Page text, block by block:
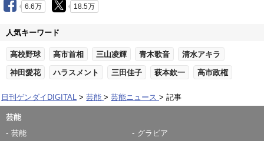
6.6万 18.5万
人気キーワード
高校野球 高市首相 三山凌輝 青木歌音 清水アキラ
神田愛花 ハラスメント 三田佳子 萩本欽一 高市政権
日刊ゲンダイDIGITAL 芸能 芸能ニュース 記事
芸能
芸能
グラビア